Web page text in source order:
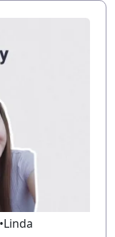
Linda